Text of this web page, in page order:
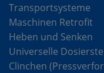
Transportsysteme
Maschinen Retrofit
Heben und Senken
Universelle
Clinchen